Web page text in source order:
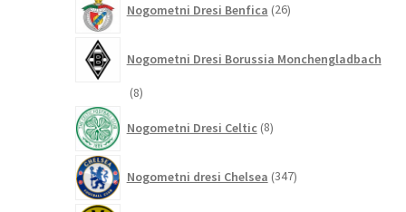
Nogometni Dresi Benfica 26izdelkov
Nogometni Dresi Borussia Monchengladbach
88
Nogometni Dresi Celtic 8izdelkov
Nogometni dresi Chelsea 347izdelkov